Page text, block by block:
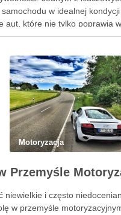
w idealnej
aut, które nie tylko poprawia
lakier. Poniżej znajdziesz
Motoryzacja
niewielkie i często
w przemyśle